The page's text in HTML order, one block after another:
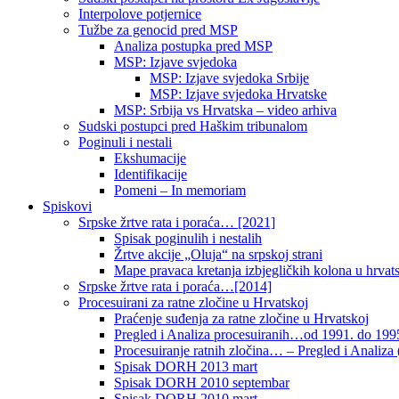
Interpolove potjernice
Tužbe za genocid pred MSP
Analiza postupka pred MSP
MSP: Izjave svjedoka
MSP: Izjave svjedoka Srbije
MSP: Izjave svjedoka Hrvatske
MSP: Srbija vs Hrvatska – video arhiva
Sudski postupci pred Haškim tribunalom
Poginuli i nestali
Ekshumacije
Identifikacije
Pomeni – In memoriam
Spiskovi
Srpske žrtve rata i poraća… [2021]
Spisak poginulih i nestalih
Žrtve akcije „Oluja“ na srpskoj strani
Mape pravaca kretanja izbjegličkih kolona u
Srpske žrtve rata i poraća…[2014]
Procesuirani za ratne zločine u Hrvatskoj
Praćenje suđenja za ratne zločine u Hrvatskoj
Pregled i Analiza procesuiranih…od 1991. do
Procesuiranje ratnih zločina… – Pregled i Analiza
Spisak DORH 2013 mart
Spisak DORH 2010 septembar